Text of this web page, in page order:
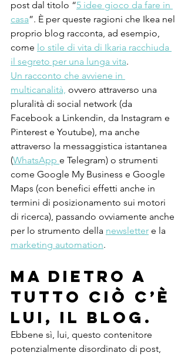
post dal titolo “5 idee gioco da fare in
casa”. È per queste ragioni che Ikea nel
proprio blog racconta, ad esempio,
come lo stile di vita di Ikaria racchiuda
il segreto per una lunga vita.
Un racconto che avviene in
multicanalità, ovvero attraverso una
pluralità di social network (da
Facebook a Linkendin, da Instagram e
Pinterest e Youtube), ma anche
attraverso la messaggistica istantanea
(WhatsApp e Telegram) o strumenti
come Google My Business e Google
Maps (con benefici effetti anche in
termini di posizionamento sui motori
di ricerca), passando ovviamente anche
per lo strumento della newsletter e la
marketing automation.
Ma dietro a
tutto ciò c’è
lui, il BLOG.
Ebbene sì, lui, questo contenitore
potenzialmente disordinato di post,